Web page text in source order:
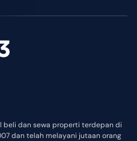
beli dan sewa properti terdepan di
dan telah melayani jutaan orang